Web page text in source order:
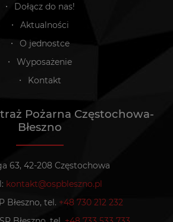
Dołącz do nas!
Aktualności
O jednostce
Wyposażenie
Kontakt
Pożarna Częstochowa-
Błeszno
63, 42-208 Częstochowa
kontakt@ospbleszno.pl
Błeszno, tel. +48 730 212 232